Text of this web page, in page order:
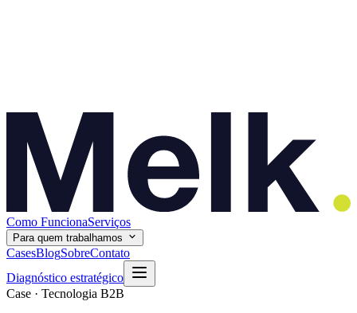
Como FuncionaServiços
Para quem trabalhamos
CasesBlogSobreContato
Diagnóstico estratégico
Case · Tecnologia B2B